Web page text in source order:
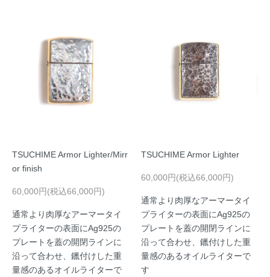
TSUCHIME Armor Lighter/Mirr
or finish
60,000円(税込66,000円)
通常より肉厚なアーマータイ
プライターの表面にAg925の
プレートを蓋の開閉ラインに
沿って合わせ、鑞付けした重
量感のあるオイルライターで
TSUCHIME Armor Lighter
60,000円(税込66,000円)
通常より肉厚なアーマータイ
プライターの表面にAg925の
プレートを蓋の開閉ラインに
沿って合わせ、鑞付けした重
量感のあるオイルライターで
す